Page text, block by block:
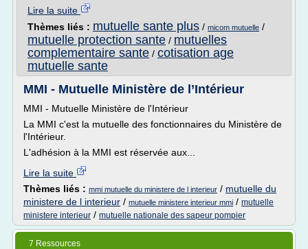
Lire la suite
Thèmes liés : mutuelle sante plus / micom mutuelle /
mutuelle protection sante / mutuelles
complementaire sante / cotisation age
mutuelle sante
MMI - Mutuelle Ministère de l’Intérieur
MMI - Mutuelle Ministère de l'Intérieur
La MMI c'est la mutuelle des fonctionnaires du Ministère de
l'Intérieur.
L'adhésion à la MMI est réservée aux...
Lire la suite
Thèmes liés : mmi mutuelle du ministere de l interieur / mutuelle du
ministere de l interieur / mutuelle ministere interieur mmi / mutuelle
ministere interieur / mutuelle nationale des sapeur pompier
7 Ressources